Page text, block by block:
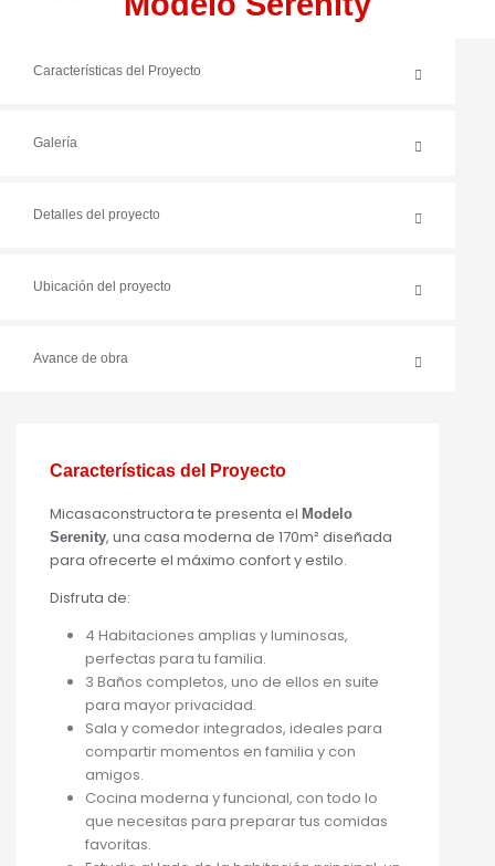
Características del Proyecto
Galería
Detalles del proyecto
Ubicación del proyecto
Avance de obra
Características del Proyecto
Micasaconstructora te presenta el Modelo
Serenity, una casa moderna de 170m² diseñada
para ofrecerte el máximo confort y estilo.
Disfruta de:
4 Habitaciones amplias y luminosas,
perfectas para tu familia.
3 Baños completos, uno de ellos en suite
para mayor privacidad.
Sala y comedor integrados, ideales para
compartir momentos en familia y con
amigos.
Cocina moderna y funcional, con todo lo
que necesitas para preparar tus comidas
favoritas.